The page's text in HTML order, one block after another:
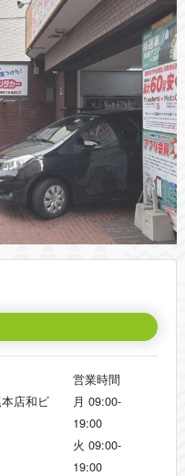
店和ビ
営業時間
月 09:00-
19:00
火 09:00-
19:00